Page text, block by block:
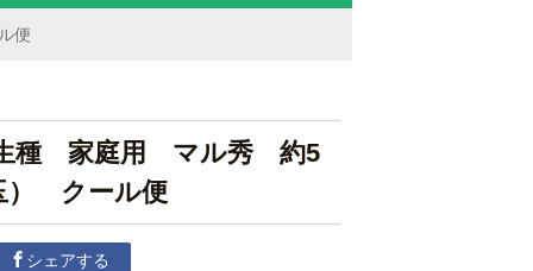
便
種 家庭用 マル秀 約5
） クール便
シェアする